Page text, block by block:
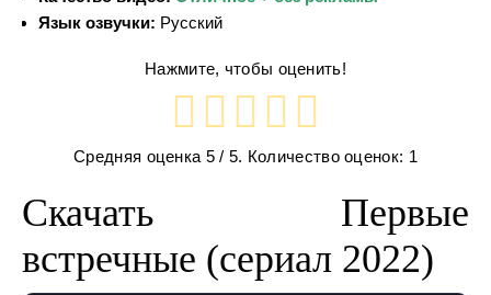
Язык озвучки: Русский
Нажмите, чтобы оценить!
Средняя оценка 5 / 5. Количество оценок: 1
Скачать Первые
встречные (сериал 2022)